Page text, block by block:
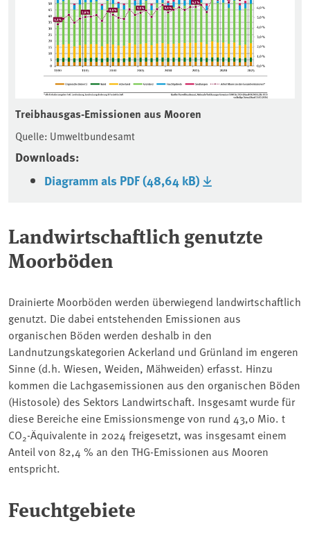
Treibhausgas-Emissionen aus Mooren
Quelle: Umweltbundesamt
Downloads:
Diagramm als PDF (48,64 kB)
Landwirtschaftlich genutzte
Moorböden
Drainierte Moorböden werden überwiegend landwirtschaftlich
genutzt. Die dabei entstehenden Emissionen aus
organischen Böden werden deshalb in den
Landnutzungskategorien Ackerland und Grünland im engeren
Sinne (d.h. Wiesen, Weiden, Mähweiden) erfasst. Hinzu
kommen die Lachgasemissionen aus den organischen Böden
(Histosole) des Sektors Landwirtschaft. Insgesamt wurde für
diese Bereiche eine Emissionsmenge von rund 43,0 Mio. t
CO2-Äquivalente in 2024 freigesetzt, was insgesamt einem
Anteil von 82,4 % an den THG-Emissionen aus Mooren
entspricht.
Feuchtgebiete